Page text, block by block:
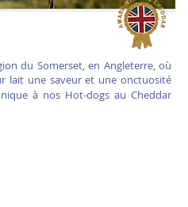
du Somerset, en Angleterre, où
lait une saveur et une onctuosité
à nos Hot-dogs au Cheddar